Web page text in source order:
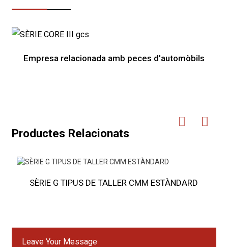
Empresa relacionada amb peces d'automòbils
Productes Relacionats
SÈRIE G TIPUS DE TALLER CMM ESTÀNDARD
Leave Your Message